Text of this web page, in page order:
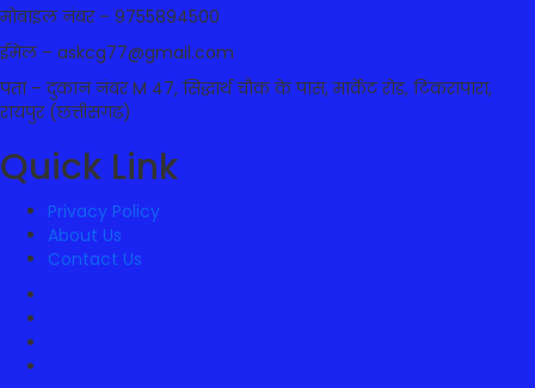
मोबाइल नंबर – 9755894500
ईमेल – askcg77@gmail.com
पता – दुकान नंबर M 47, सिद्धार्थ चौक के पास, मार्केट रोड, टिकरापारा,
रायपुर (छत्तीसगढ़)
Quick Link
Privacy Policy
About Us
Contact Us